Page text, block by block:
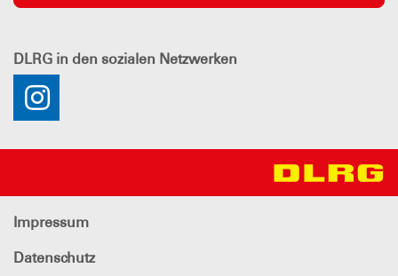
DLRG in den sozialen Netzwerken
Impressum
Datenschutz